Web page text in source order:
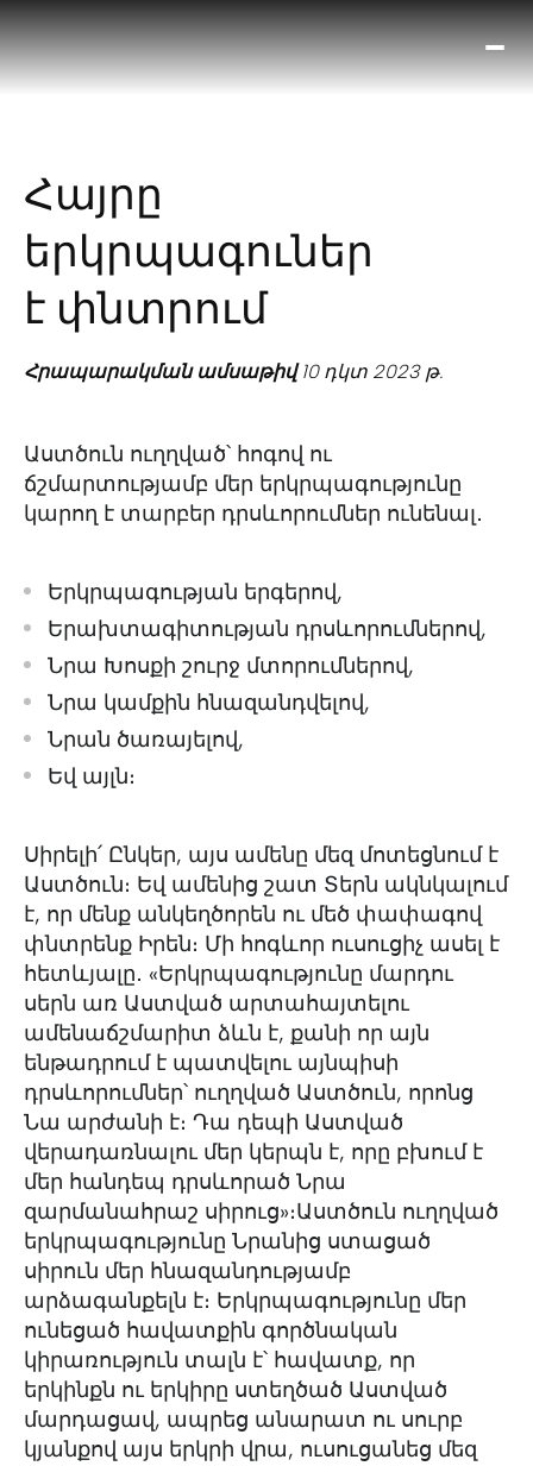
Հայրը
երկրպագուներ
է փնտրում
Հրապարակման ամսաթիվ10 դկտ 2023 թ.
Աստծուն ուղղված՝ հոգով ու
ճշմարտությամբ մեր երկրպագությունը
կարող է տարբեր դրսևորումներ ունենալ․
Երկրպագության երգերով,
Երախտագիտության դրսևորումներով,
Նրա Խոսքի շուրջ մտորումներով,
Նրա կամքին հնազանդվելով,
Նրան ծառայելով,
Եվ այլն։
Սիրելի՛ Ընկեր, այս ամենը մեզ մոտեցնում է
Աստծուն։ Եվ ամենից շատ Տերն ակնկալում
է, որ մենք անկեղծորեն ու մեծ փափագով
փնտրենք Իրեն։ Մի հոգևոր ուսուցիչ ասել է
հետևյալը․ «Երկրպագությունը մարդու
սերն առ Աստված արտահայտելու
ամենաճշմարիտ ձևն է, քանի որ այն
ենթադրում է պատվելու այնպիսի
դրսևորումներ՝ ուղղված Աստծուն, որոնց
Նա արժանի է։ Դա դեպի Աստված
վերադառնալու մեր կերպն է, որը բխում է
մեր հանդեպ դրսևորած Նրա
զարմանահրաշ սիրուց»։Աստծուն ուղղված
երկրպագությունը Նրանից ստացած
սիրուն մեր հնազանդությամբ
արձագանքելն է։ Երկրպագությունը մեր
ունեցած հավատքին գործնական
կիրառություն տալն է՝ հավատք, որ
երկինքն ու երկիրը ստեղծած Աստված
մարդացավ, ապրեց անարատ ու սուրբ
կյանքով այս երկրի վրա, ուսուցանեց մեզ